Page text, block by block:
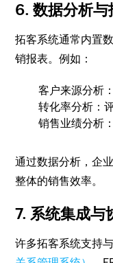
6. 数据分析与
拓客系统通常内置
销报表。例如：
客户来源分析
转化率分析：
销售业绩分析
通过数据分析，企
整体的销售效率。
7. 系统集成与
许多拓客系统支持